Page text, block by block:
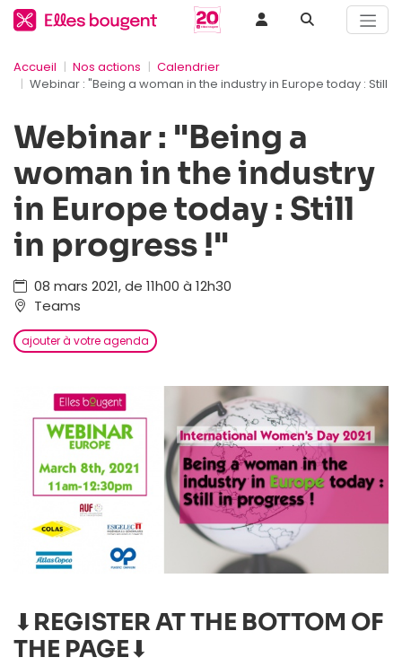
Accueil Nos actions
Calendrier
Webinar : "Being a woman in the industry in Europe today : Still
Webinar : "Being a
woman in the industry
in Europe today : Still
in progress !"
08 mars 2021, de 11h00 à 12h30
Teams
ajouter à votre agenda
⬇REGISTER AT THE BOTTOM OF
THE PAGE⬇